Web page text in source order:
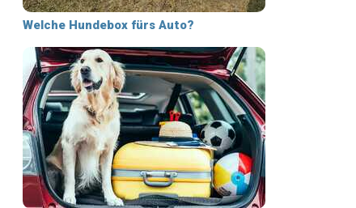
Welche Hundebox fürs Auto?